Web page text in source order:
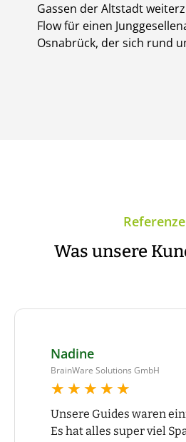
Gassen der Altstadt
Flow für einen
Osnabrück, der sich rund
Was unsere
Nadine
BrainWare Solutions GmbH
★★★★★
★★★★★
Unsere Guides waren
Es hat alles super viel